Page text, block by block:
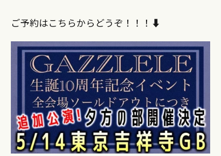
ご予約はこちらからどうぞ！！！⬇︎